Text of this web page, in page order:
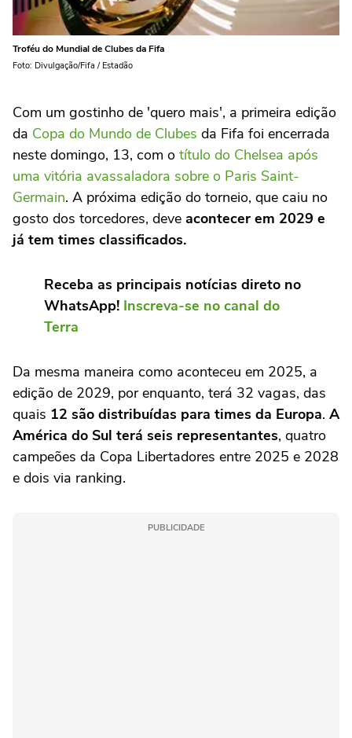
Troféu do Mundial de Clubes da Fifa
Foto: Divulgação/Fifa / Estadão
Com um gostinho de 'quero mais', a primeira edição
da Copa do Mundo de Clubes da Fifa foi encerrada
neste domingo, 13, com o título do Chelsea após
uma vitória avassaladora sobre o Paris Saint-
Germain. A próxima edição do torneio, que caiu no
gosto dos torcedores, deve acontecer em 2029 e
já tem times classificados.
Receba as principais notícias direto no
WhatsApp! Inscreva-se no canal do
Terra
Da mesma maneira como aconteceu em 2025, a
edição de 2029, por enquanto, terá 32 vagas, das
quais 12 são distribuídas para times da Europa. A
América do Sul terá seis representantes, quatro
campeões da Copa Libertadores entre 2025 e 2028
e dois via ranking.
PUBLICIDADE